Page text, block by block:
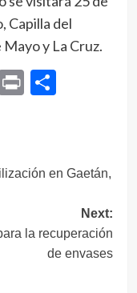
Capilla del
y La Cruz.
Print
en Gaetán,
Next:
la recuperación
de envases